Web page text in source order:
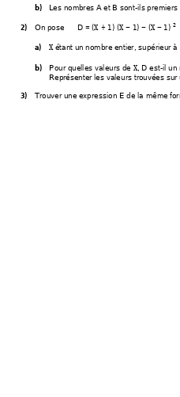
b) Les nombres A et B sont-ils premiers
2) On pose D = (x + 1) (x − 1) − (x − 1)²
a) x étant un nombre entier, supérieur à
b) Pour quelles valeurs de x, D est-il un
Représenter les valeurs trouvées sur
3) Trouver une expression E de la même